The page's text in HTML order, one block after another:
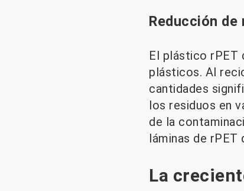
Reducción
El plástico rPET
plásticos. Al
cantidades
los residuos en
de la
láminas de rPET
La